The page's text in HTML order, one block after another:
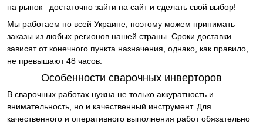
на рынок –достаточно зайти на сайт и сделать свой выбор!
Мы работаем по всей Украине, поэтому можем принимать
заказы из любых регионов нашей страны. Сроки доставки
зависят от конечного пункта назначения, однако, как правило,
не превышают 48 часов.
Особенности сварочных инверторов
В сварочных работах нужна не только аккуратность и
внимательность, но и качественный инструмент. Для
качественного и оперативного выполнения работ обязательно